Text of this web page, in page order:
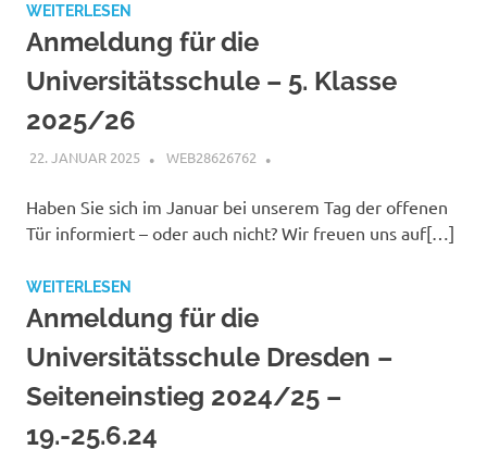
WEITERLESEN
Anmeldung für die
Universitätsschule – 5. Klasse
2025/26
22. JANUAR 2025 WEB28626762
Haben Sie sich im Januar bei unserem Tag der offenen
Tür informiert – oder auch nicht? Wir freuen uns auf[…]
WEITERLESEN
Anmeldung für die
Universitätsschule Dresden –
Seiteneinstieg 2024/25 –
19.-25.6.24